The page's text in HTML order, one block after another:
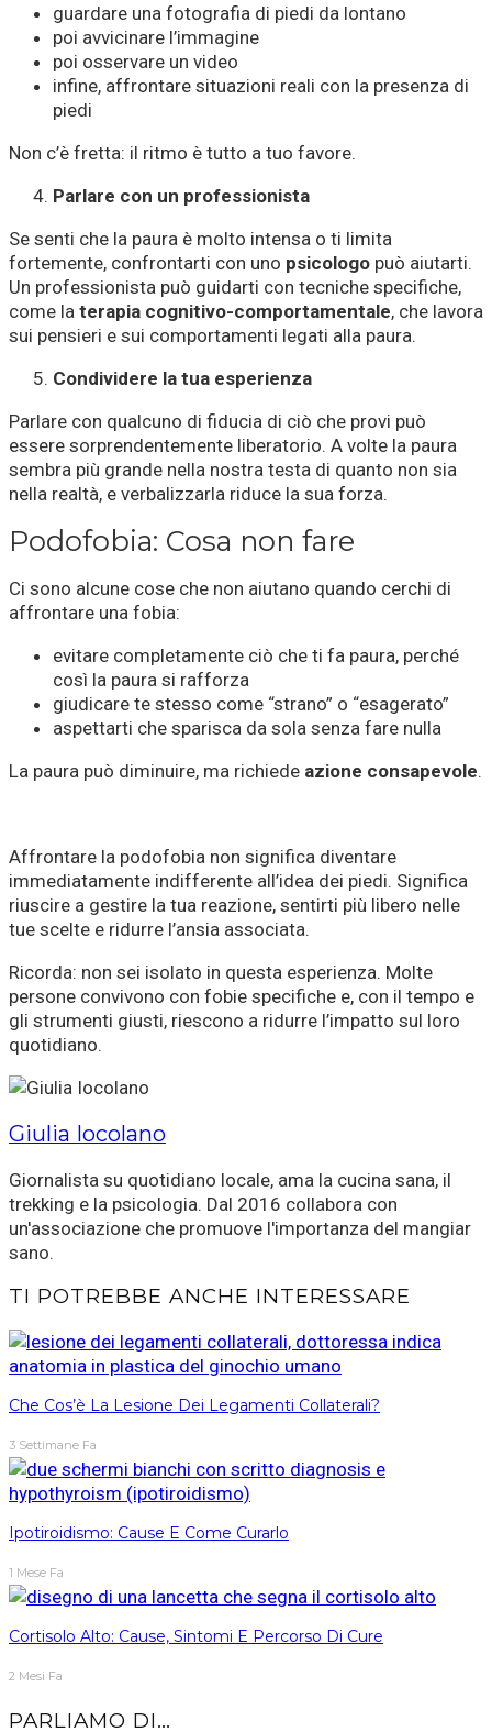
guardare una fotografia di piedi da lontano
poi avvicinare l’immagine
poi osservare un video
infine, affrontare situazioni reali con la presenza di
piedi
Non c’è fretta: il ritmo è tutto a tuo favore.
Parlare con un professionista
Se senti che la paura è molto intensa o ti limita
fortemente, confrontarti con uno psicologo può aiutarti.
Un professionista può guidarti con tecniche specifiche,
come la terapia cognitivo-comportamentale, che lavora
sui pensieri e sui comportamenti legati alla paura.
Condividere la tua esperienza
Parlare con qualcuno di fiducia di ciò che provi può
essere sorprendentemente liberatorio. A volte la paura
sembra più grande nella nostra testa di quanto non sia
nella realtà, e verbalizzarla riduce la sua forza.
Podofobia: Cosa non fare
Ci sono alcune cose che non aiutano quando cerchi di
affrontare una fobia:
evitare completamente ciò che ti fa paura, perché
così la paura si rafforza
giudicare te stesso come “strano” o “esagerato”
aspettarti che sparisca da sola senza fare nulla
La paura può diminuire, ma richiede azione consapevole.
Affrontare la podofobia non significa diventare
immediatamente indifferente all’idea dei piedi. Significa
riuscire a gestire la tua reazione, sentirti più libero nelle
tue scelte e ridurre l’ansia associata.
Ricorda: non sei isolato in questa esperienza. Molte
persone convivono con fobie specifiche e, con il tempo e
gli strumenti giusti, riescono a ridurre l’impatto sul loro
quotidiano.
Giulia Iocolano
Giornalista su quotidiano locale, ama la cucina sana, il
trekking e la psicologia. Dal 2016 collabora con
un'associazione che promuove l'importanza del mangiar
sano.
TI POTREBBE ANCHE INTERESSARE
Che Cos’è La Lesione Dei Legamenti Collaterali?
3 Settimane Fa
Ipotiroidismo: Cause E Come Curarlo
1 Mese Fa
Cortisolo Alto: Cause, Sintomi E Percorso Di Cure
2 Mesi Fa
PARLIAMO DI…